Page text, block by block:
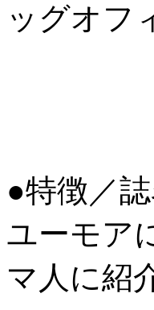
ッグオフ
ネク
E-
●特徴／
ユーモア
マ人に紹